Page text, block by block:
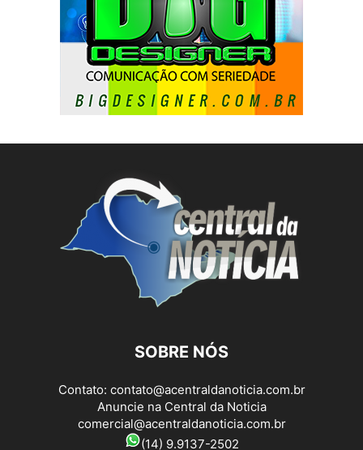
SOBRE NÓS
Contato: contato@acentraldanoticia.com.br
Anuncie na Central da Noticia
comercial@acentraldanoticia.com.br
(14) 9.9137-2502